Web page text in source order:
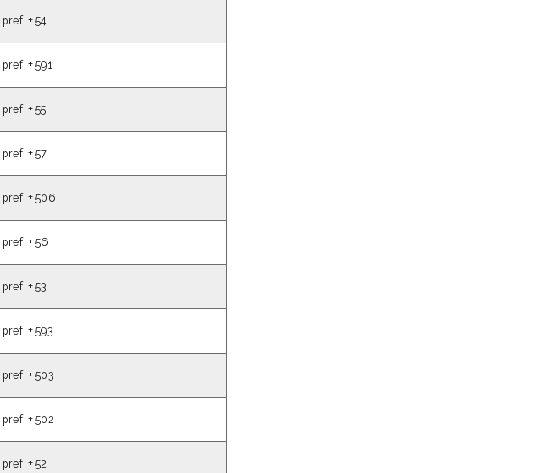
pref. + 54
pref. + 591
pref. + 55
pref. + 57
pref. + 506
pref. + 56
pref. + 53
pref. + 593
pref. + 503
pref. + 502
pref. + 52